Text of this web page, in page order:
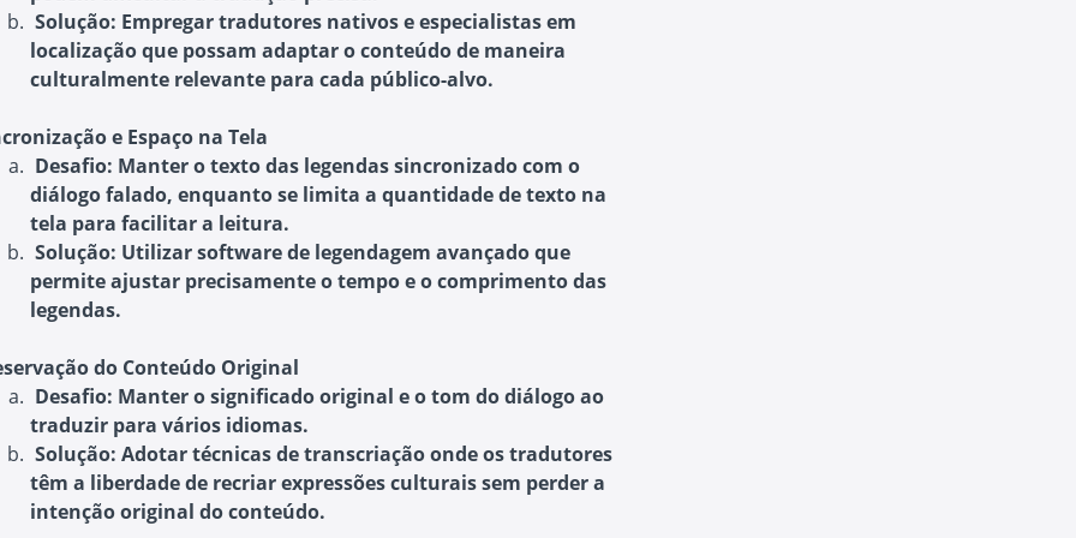
Solução: Empregar tradutores nativos e especialistas em
localização que possam adaptar o conteúdo de maneira
culturalmente relevante para cada público-alvo.
e Espaço na Tela
Desafio: Manter o texto das legendas sincronizado com o
diálogo falado, enquanto se limita a quantidade de texto na
tela para facilitar a leitura.
Solução: Utilizar software de legendagem avançado que
permite ajustar precisamente o tempo e o comprimento das
legendas.
do Conteúdo Original
Desafio: Manter o significado original e o tom do diálogo ao
traduzir para vários idiomas.
Solução: Adotar técnicas de transcriação onde os tradutores
têm a liberdade de recriar expressões culturais sem perder a
intenção original do conteúdo.